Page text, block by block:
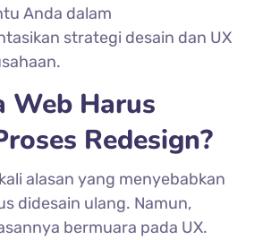
Anda dalam
strategi desain dan UX
Web Harus
Redesign?
alasan yang menyebabkan
didesain ulang. Namun,
bermuara pada UX.